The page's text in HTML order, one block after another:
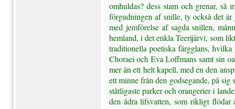
omhuldas? dess stam och grenar,
förgudningen af snille, ty också det
med jemförelse af sagda snillen,
hemland, i det enkla Teerijärvi, som
traditionella poetiska färgglans,
Choraei och Eva Loffmans samt sin
mer än ett helt kapell, med en den
ett minne från den godsegande, på
ståtligaste parker och orangerier i
den ådra lifsvatten, som rikligt flödar